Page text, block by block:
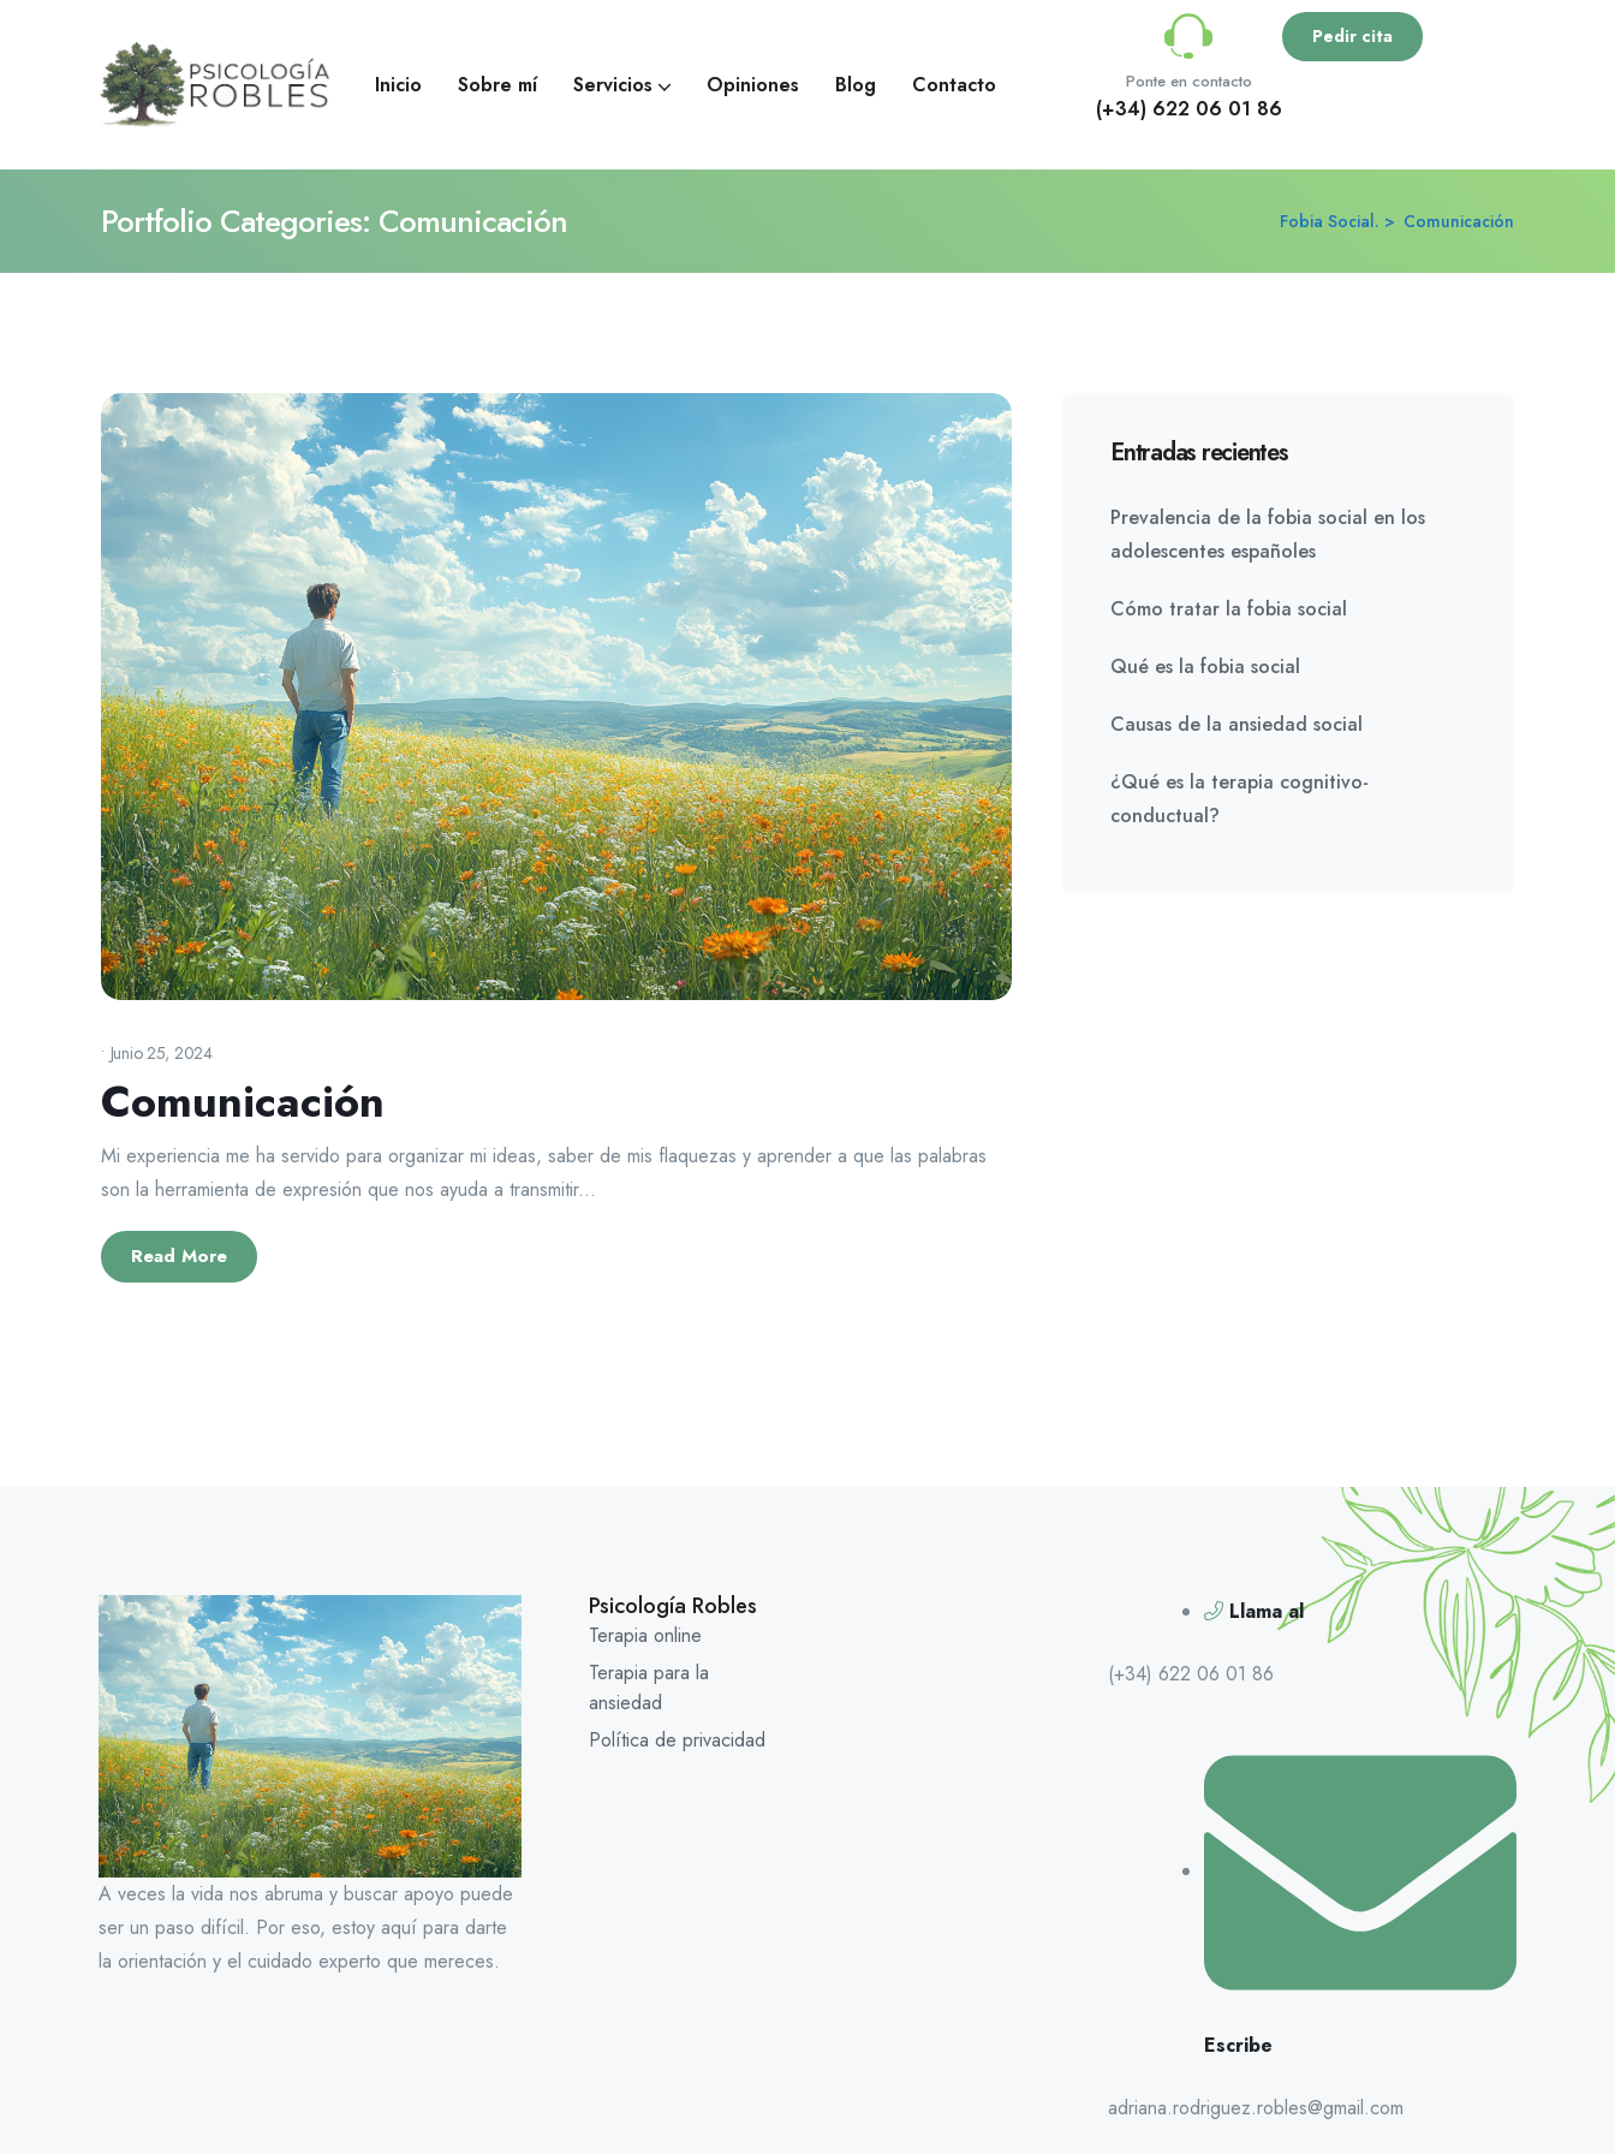
Inicio Sobre mí Servicios Opiniones Blog Contacto Ponte en contacto
(+34) 622 06 01 86
Pedir cita
Portfolio Categories: Comunicación Fobia Social. Comunicación
• Junio 25, 2024
Comunicación
Mi experiencia me ha servido para organizar mi ideas, saber de mis flaquezas y aprender a que las palabras
son la herramienta de expresión que nos ayuda a transmitir...
Read More
Entradas recientes
Prevalencia de la fobia social en los
adolescentes españoles
Cómo tratar la fobia social
Qué es la fobia social
Causas de la ansiedad social
¿Qué es la terapia cognitivo-
conductual?
A veces la vida nos abruma y buscar apoyo puede
ser un paso difícil. Por eso, estoy aquí para darte
la orientación y el cuidado experto que mereces.
Psicología Robles
Terapia online
Terapia para la
ansiedad
Política de privacidad
Llama al
(+34) 622 06 01 86
Escribe
adriana.rodriguez.robles@gmail.com